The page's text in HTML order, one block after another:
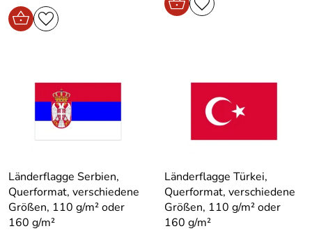
Länderflagge Serbien,
Querformat, verschiedene
Größen, 110 g/m² oder
160 g/m²
Länderflagge Türkei,
Querformat, verschiedene
Größen, 110 g/m² oder
160 g/m²